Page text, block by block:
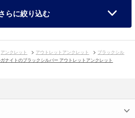
らに絞り込む
アンクレット アウトレットアンクレット
ブラックシル
ナイトのブラックシルバー アウトレットアンクレット